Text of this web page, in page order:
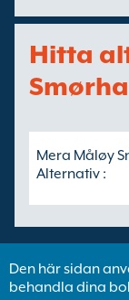
Hitta
Mera Måløy
Alternativ :
Den här sidan
behandla dina